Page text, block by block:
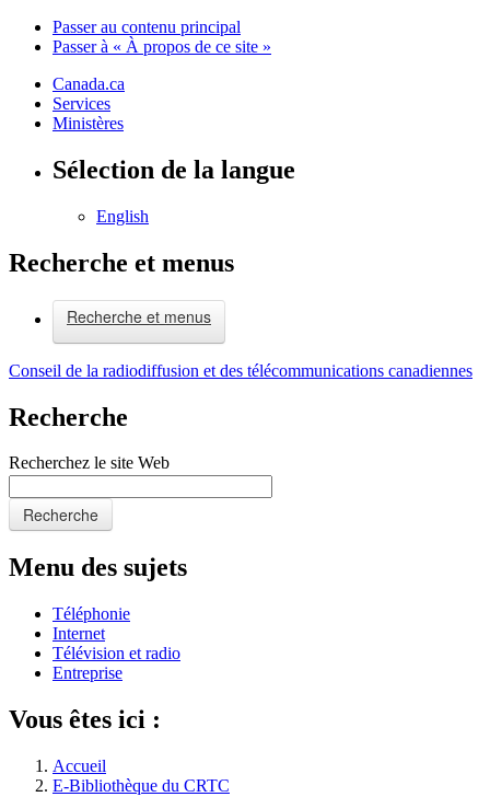
Passer au contenu principal
Passer à « À propos de ce site »
Canada.ca
Services
Ministères
Sélection de la langue
English
Recherche et menus
Recherche et menus
Conseil de la radiodiffusion et des télécommunications canadiennes
Recherche
Recherchez le site Web
Recherche
Menu des sujets
Téléphonie
Internet
Télévision et radio
Entreprise
Vous êtes ici :
Accueil
E-Bibliothèque du CRTC